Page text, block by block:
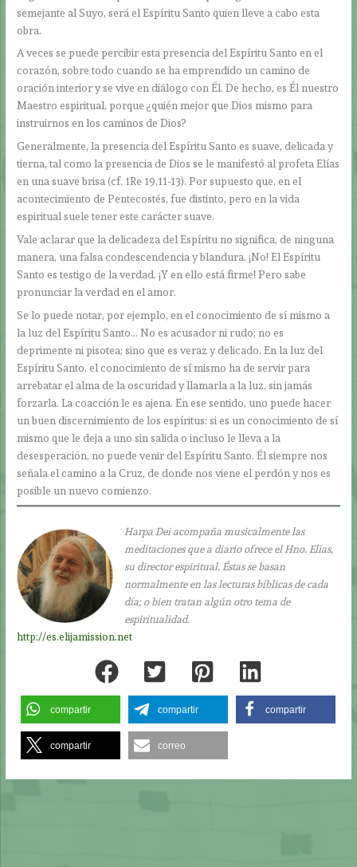
semejante al Suyo, será el Espíritu Santo quien lleve a cabo esta
obra.
A veces se puede percibir esta presencia del Espíritu Santo en el
corazón, sobre todo cuando se ha emprendido un camino de
oración interior y se vive en diálogo con Él. De hecho, es Él nuestro
Maestro espiritual, porque ¿quién mejor que Dios mismo para
instruirnos en los caminos de Dios?
Generalmente, la presencia del Espíritu Santo es suave, delicada y
tierna, tal como la presencia de Dios se le manifestó al profeta Elías
en una suave brisa (cf. 1Re 19,11-13). Por supuesto que, en el
acontecimiento de Pentecostés, fue distinto, pero en la vida
espiritual suele tener este carácter suave.
Vale aclarar que la delicadeza del Espíritu no significa, de ninguna
manera, una falsa condescendencia y blandura. ¡No! El Espíritu
Santo es testigo de la verdad. ¡Y en ello está firme! Pero sabe
pronunciar la verdad en el amor.
Se lo puede notar, por ejemplo, en el conocimiento de sí mismo a
la luz del Espíritu Santo… No es acusador ni rudo; no es
deprimente ni pisotea; sino que es veraz y delicado. En la luz del
Espíritu Santo, el conocimiento de sí mismo ha de servir para
arrebatar el alma de la oscuridad y llamarla a la luz, sin jamás
forzarla. La coacción le es ajena. En ese sentido, uno puede hacer
un buen discernimiento de los espíritus: si es un conocimiento de sí
mismo que le deja a uno sin salida o incluso le lleva a la
desesperación, no puede venir del Espíritu Santo. Él siempre nos
señala el camino a la Cruz, de donde nos viene el perdón y nos es
posible un nuevo comienzo.
Harpa Dei acompaña musicalmente las
meditaciones que a diario ofrece el Hno. Elías,
su director espiritual. Éstas se basan
normalmente en las lecturas bíblicas de cada
día; o bien tratan algún otro tema de
espiritualidad.
http://es.elijamission.net
compartir compartir compartir
compartir correo